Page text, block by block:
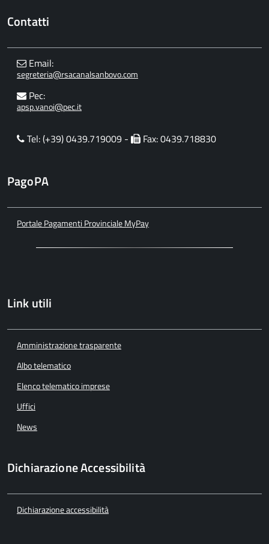
Contatti
Email:
segreteria@rsacanalsanbovo.com
Pec:
apsp.vanoi@pec.it
Tel: (+39) 0439.719009 - Fax: 0439.718830
PagoPA
Portale Pagamenti Provinciale MyPay
Link utili
Amministrazione trasparente
Albo telematico
Elenco telematico imprese
Uffici
News
Dichiarazione Accessibilità
Dichiarazione accessibilità